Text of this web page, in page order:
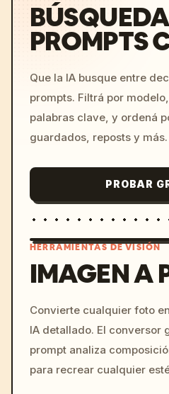
PROMPTS
Que la IA busque entre
prompts. Filtrá por
palabras clave, y ordená
guardados, reposts y más.
PROBAR
HERRAMIENTAS DE VISIÓN
IMAGEN A
Convierte cualquier foto
IA detallado. El conversor
prompt analiza
para recrear cualquier